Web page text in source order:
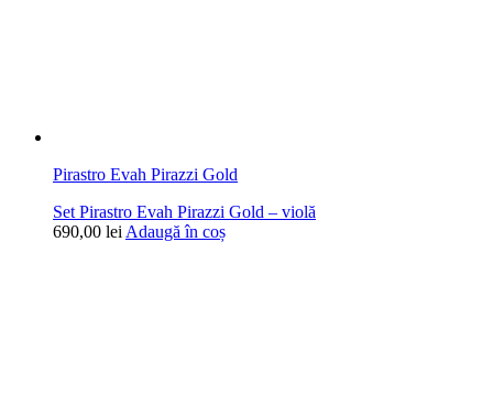
Pirastro Evah Pirazzi Gold
Set Pirastro Evah Pirazzi Gold – violă
690,00 lei Adaugă în coș